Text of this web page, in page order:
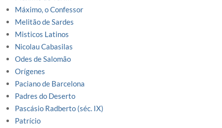
Máximo, o Confessor
Melitão de Sardes
Misticos Latinos
Nicolau Cabasilas
Odes de Salomão
Orígenes
Paciano de Barcelona
Padres do Deserto
Pascásio Radberto (séc. IX)
Patrício